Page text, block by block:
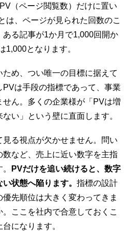
（ページ閲覧数）だけに置い
は、ページが見られた回数のこ
ある記事が1か月で1,000回開か
1,000となります。
め、つい唯一の目標に据えて
PVは手段の指標であって、事業
せん。多くの企業様が「PVは増
い」という壁に直面します。
る視点が欠かせません。問い
など、売上に近い数字を主指
PVだけを追い続けると、数字
状態へ陥ります。 指標の設計
先順位は大きく変わってきま
ここを社内で合意しておくこ
になります。